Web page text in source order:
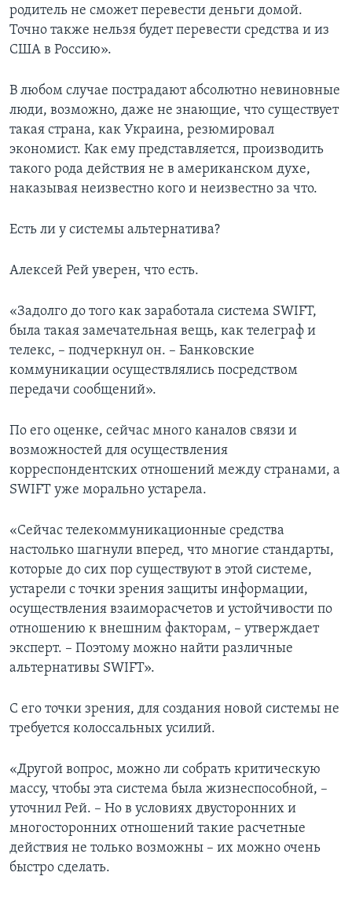
родитель не сможет перевести деньги домой.
Точно также нельзя будет перевести средства и из
США в Россию».
В любом случае пострадают абсолютно невиновные
люди, возможно, даже не знающие, что существует
такая страна, как Украина, резюмировал
экономист. Как ему представляется, производить
такого рода действия не в американском духе,
наказывая неизвестно кого и неизвестно за что.
Есть ли у системы альтернатива?
Алексей Рей уверен, что есть.
«Задолго до того как заработала система SWIFT,
была такая замечательная вещь, как телеграф и
телекс, – подчеркнул он. – Банковские
коммуникации осуществлялись посредством
передачи сообщений».
По его оценке, сейчас много каналов связи и
возможностей для осуществления
корреспондентских отношений между странами, а
SWIFT уже морально устарела.
«Сейчас телекоммуникационные средства
настолько шагнули вперед, что многие стандарты,
которые до сих пор существуют в этой системе,
устарели с точки зрения защиты информации,
осуществления взаиморасчетов и устойчивости по
отношению к внешним факторам, – утверждает
эксперт. – Поэтому можно найти различные
альтернативы SWIFT».
С его точки зрения, для создания новой системы не
требуется колоссальных усилий.
«Другой вопрос, можно ли собрать критическую
массу, чтобы эта система была жизнеспособной, –
уточнил Рей. – Но в условиях двусторонних и
многосторонних отношений такие расчетные
действия не только возможны – их можно очень
быстро сделать.